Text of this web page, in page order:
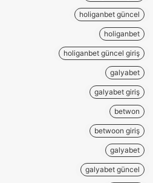
holiganbet güncel
holiganbet
holiganbet güncel giriş
galyabet
galyabet giriş
betwon
betwoon giriş
galyabet
galyabet güncel